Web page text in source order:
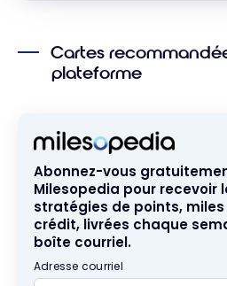
Cartes
plateforme
Abonnez-vous
Milesopedia pour recevoir
stratégies de points,
crédit, livrées chaque
boîte courriel.
Adresse courriel